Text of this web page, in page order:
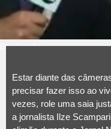
Divulgação
Estar diante das
precisar fazer isso ao
vezes, role uma saia
a jornalista Ilze